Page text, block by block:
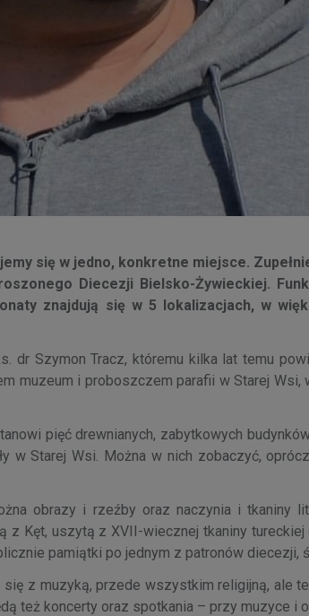
się w jedno, konkretne miejsce.
Diecezji Bielsko-Żywieckiej.
znajdują się w 5 lokalizacjach, w
dr Szymon Tracz, któremu kilka lat temu
muzeum i proboszczem parafii w Starej Wsi,
pięć drewnianych, zabytkowych
w Starej Wsi. Można w nich zobaczyć,
obrazy i rzeźby oraz naczynia i tkaniny
z Kęt, uszytą z XVII-wiecznej tkaniny
pamiątki po jednym z patronów diecezji,
z muzyką, przede wszystkim religijną, ale
też koncerty oraz spotkania – przy muzyce i